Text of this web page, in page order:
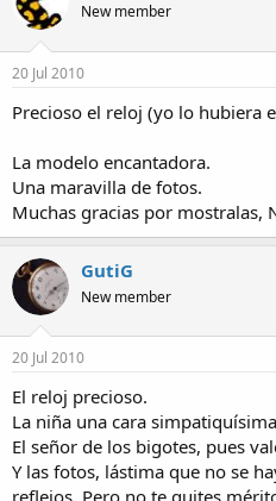
New member
20 Jul 2010
Precioso el reloj (yo lo hubiera
La modelo encantadora.
Una maravilla de fotos.
Muchas gracias por mostralas,
GutiG
New member
20 Jul 2010
El reloj precioso.
La niña una cara
El señor de los bigotes, pues
Y las fotos, lástima que no se